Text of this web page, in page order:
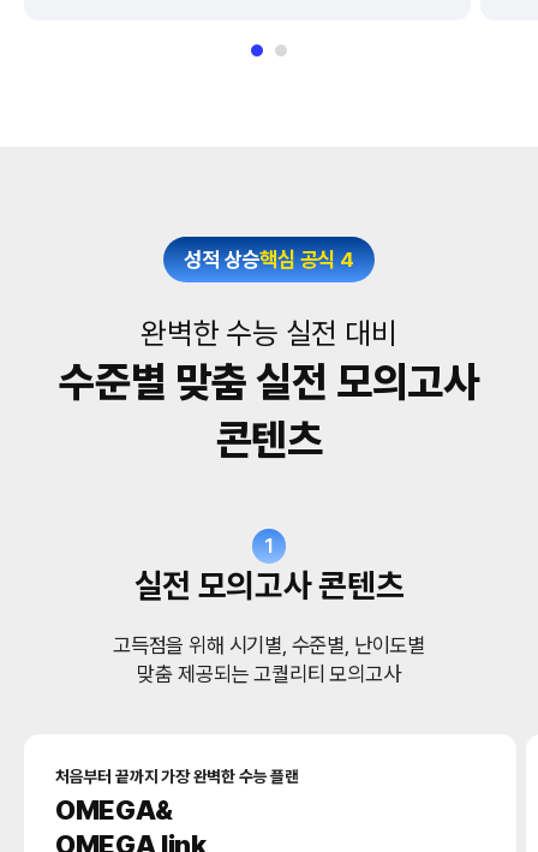
성적 상승핵심 공식 4
완벽한 수능 실전 대비
수준별 맞춤 실전 모의고사
콘텐츠
1
실전 모의고사 콘텐츠
고득점을 위해 시기별, 수준별, 난이도별
맞춤 제공되는 고퀄리티 모의고사
처음부터 끝까지 가장 완벽한 수능 플랜
OMEGA&
OMEGA link